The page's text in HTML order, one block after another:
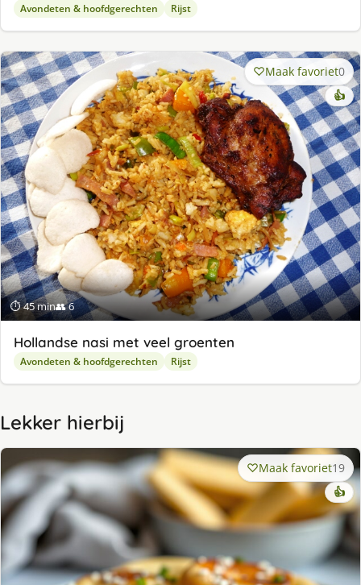
Avondeten & hoofdgerechten Rijst
⏱ 45 min👥 6
Maak favoriet0
👍
Hollandse nasi met veel groenten
Avondeten & hoofdgerechten Rijst
Lekker hierbij
Maak favoriet19
👍